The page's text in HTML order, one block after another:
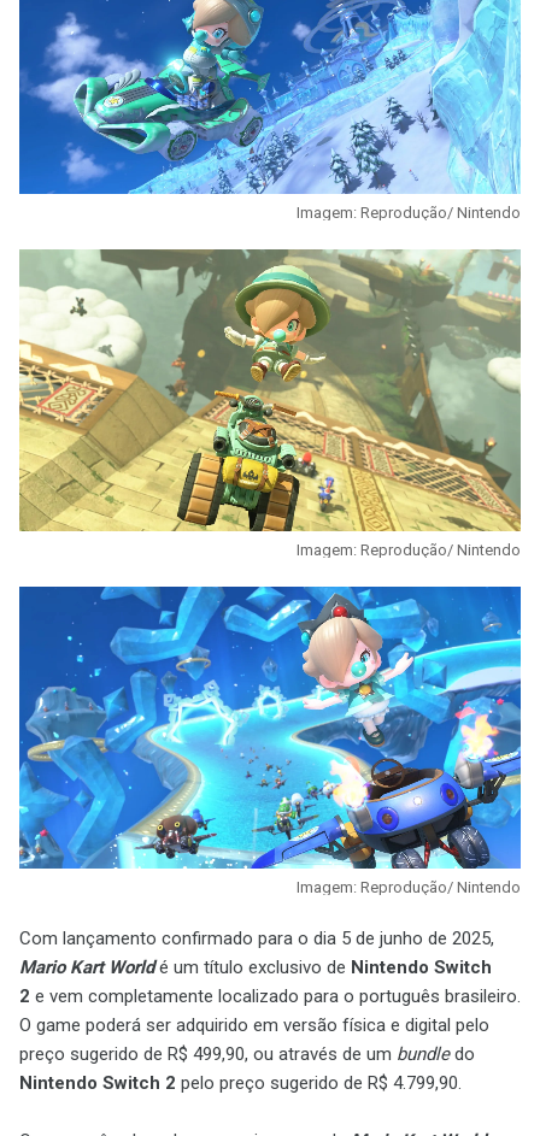
Imagem: Reprodução/ Nintendo
Imagem: Reprodução/ Nintendo
Imagem: Reprodução/ Nintendo
Com lançamento confirmado para o dia 5 de junho de 2025,
Mario Kart Worldé um título exclusivo de Nintendo Switch
2 e vem completamente localizado para o português brasileiro.
O game poderá ser adquirido em versão física e digital pelo
preço sugerido de R$ 499,90, ou através de um bundledo
Nintendo Switch 2 pelo preço sugerido de R$ 4.799,90.